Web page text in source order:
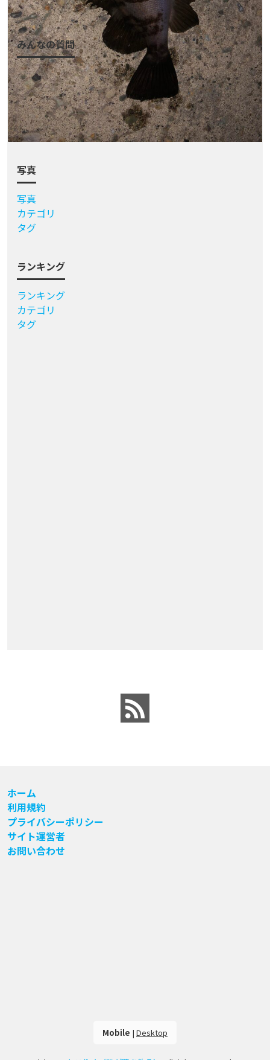
会員登録
みんなの質問
質問一覧
質問をする
アクティビティ
カテゴリ
タグ
写真
写真
カテゴリ
タグ
ランキング
ランキング
カテゴリ
タグ
ホーム
利用規約
プライバシーポリシー
サイト運営者
お問い合わせ
Mobile | Desktop